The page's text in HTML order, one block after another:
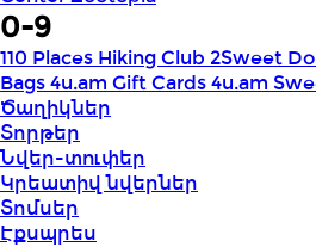
0-9
110 Places Hiking Club 2Sweet
Bags4u.am Gift Cards4u.am
Ծաղիկներ
Տորթեր
Նվեր-տուփեր
Կրեատիվ նվերներ
Տոմսեր
Էքսպրես